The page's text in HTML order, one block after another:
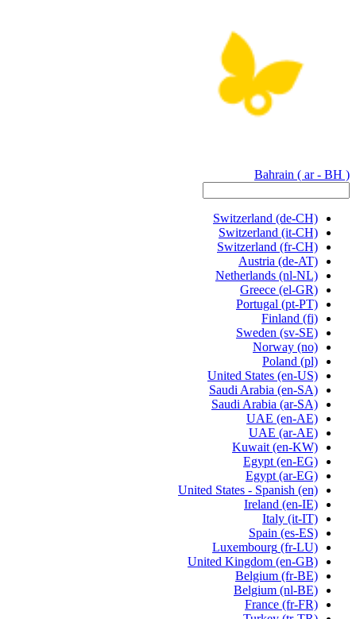
Bahrain ( ar - BH )
Switzerland (de-CH)
Switzerland (it-CH)
Switzerland (fr-CH)
Austria (de-AT)
Netherlands (nl-NL)
Greece (el-GR)
Portugal (pt-PT)
Finland (fi)
Sweden (sv-SE)
Norway (no)
Poland (pl)
United States (en-US)
Saudi Arabia (en-SA)
Saudi Arabia (ar-SA)
UAE (en-AE)
UAE (ar-AE)
Kuwait (en-KW)
Egypt (en-EG)
Egypt (ar-EG)
United States - Spanish (en)
Ireland (en-IE)
Italy (it-IT)
Spain (es-ES)
Luxembourg (fr-LU)
United Kingdom (en-GB)
Belgium (fr-BE)
Belgium (nl-BE)
France (fr-FR)